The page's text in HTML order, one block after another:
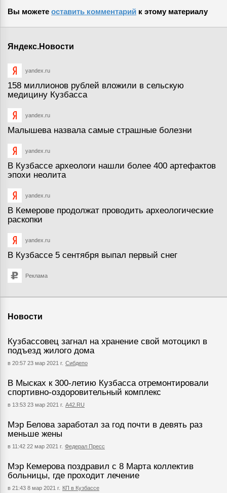
Вы можете оставить комментарий к этому материалу
Яндекс.Новости
yandex.ru
158 миллионов рублей вложили в сельскую
медицину Кузбасса
yandex.ru
Малышева назвала самые страшные болезни
yandex.ru
В Кузбассе археологи нашли более 400 артефактов
эпохи неолита
yandex.ru
В Кемерове продолжат проводить археологические
раскопки
yandex.ru
В Кузбассе 5 сентября выпал первый снег
Реклама
Новости
Кузбассовец загнал на хранение свой мотоцикл в
подъезд жилого дома
в 20:57 23 мар 2021 г. Сибдепо
В Мысках к 300-летию Кузбасса отремонтировали
спортивно-оздоровительный комплекс
в 13:53 23 мар 2021 г. А42.RU
Мэр Белова заработал за год почти в девять раз
меньше жены
в 11:42 22 мар 2021 г. Федерал Пресс
Мэр Кемерова поздравил с 8 Марта коллектив
больницы, где проходит лечение
в 21:43 8 мар 2021 г. КП в Кузбассе